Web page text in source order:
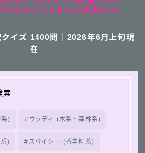
光を覚えている者たちの魔導城です。
クイズ 1400問｜2026年6月上旬現
在
索
系) ウッディ (木系・森林系)
) スパイシー (香辛料系)